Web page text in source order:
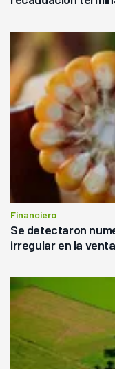
Financiero
Se detectaron
irregular en la